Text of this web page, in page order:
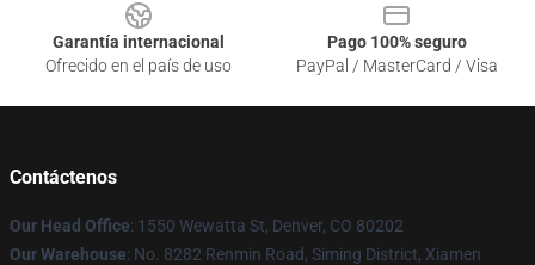
Garantía internacional
Ofrecido en el país de uso
Pago 100% seguro
PayPal / MasterCard / Visa
Contáctenos
Our Head Office: 1550 Wewatta St, Denver, CO 80202
Our Warehouse: No. 8282 Renmin Road, Siming District, Xiamen